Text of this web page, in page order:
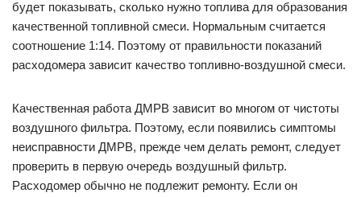
будет показывать, сколько нужно топлива для образования
качественной топливной смеси. Нормальным считается
соотношение 1:14. Поэтому от правильности показаний
расходомера зависит качество топливно-воздушной смеси.
Качественная работа ДМРВ зависит во многом от чистоты
воздушного фильтра. Поэтому, если появились симптомы
неисправности ДМРВ, прежде чем делать ремонт, следует
проверить в первую очередь воздушный фильтр.
Расходомер обычно не подлежит ремонту. Если он